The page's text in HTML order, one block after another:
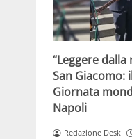
“Leggere dalla
San Giacomo:
Giornata
Napoli
Redazione Desk